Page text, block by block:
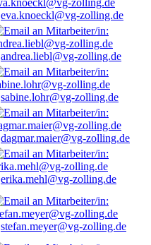
eva.knoeckl@vg-zolling.de
andrea.liebl@vg-zolling.de
sabine.lohr@vg-zolling.de
dagmar.maier@vg-zolling.de
erika.mehl@vg-zolling.de
stefan.meyer@vg-zolling.de